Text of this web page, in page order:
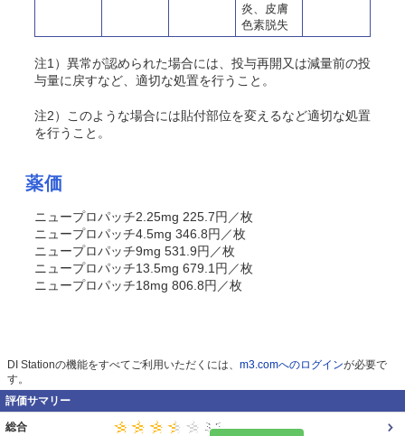
炎、皮膚
色素脱失
注1）異常が認められた場合には、投与再開又は減量前の投
与量に戻すなど、適切な処置を行うこと。
注2）このような場合には貼付部位を変えるなど適切な処置
を行うこと。
薬価
ニュープロパッチ2.25mg 225.7円／枚
ニュープロパッチ4.5mg 346.8円／枚
ニュープロパッチ9mg 531.9円／枚
ニュープロパッチ13.5mg 679.1円／枚
ニュープロパッチ18mg 806.8円／枚
DI Stationの機能をすべてご利用いただくには、 m3.comへのログインが必要で
す。
評価サマリー
総合